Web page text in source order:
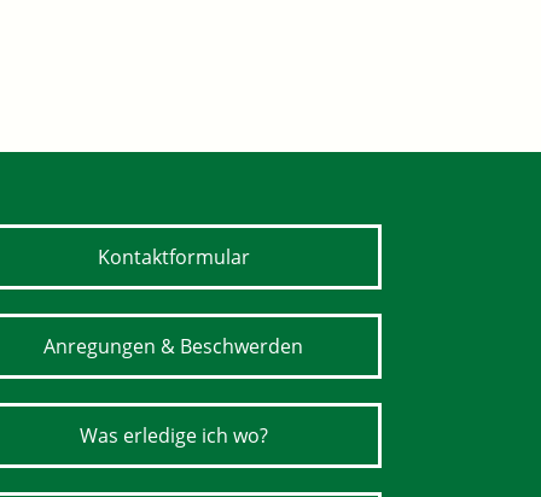
Kontaktformular
Anregungen & Beschwerden
Was erledige ich wo?